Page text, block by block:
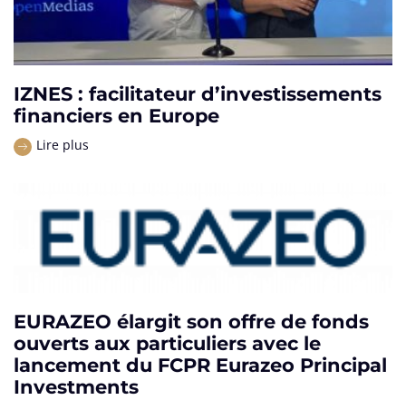
IZNES : facilitateur d’investissements
financiers en Europe
Lire plus
EURAZEO élargit son offre de fonds
ouverts aux particuliers avec le
lancement du FCPR Eurazeo Principal
Investments